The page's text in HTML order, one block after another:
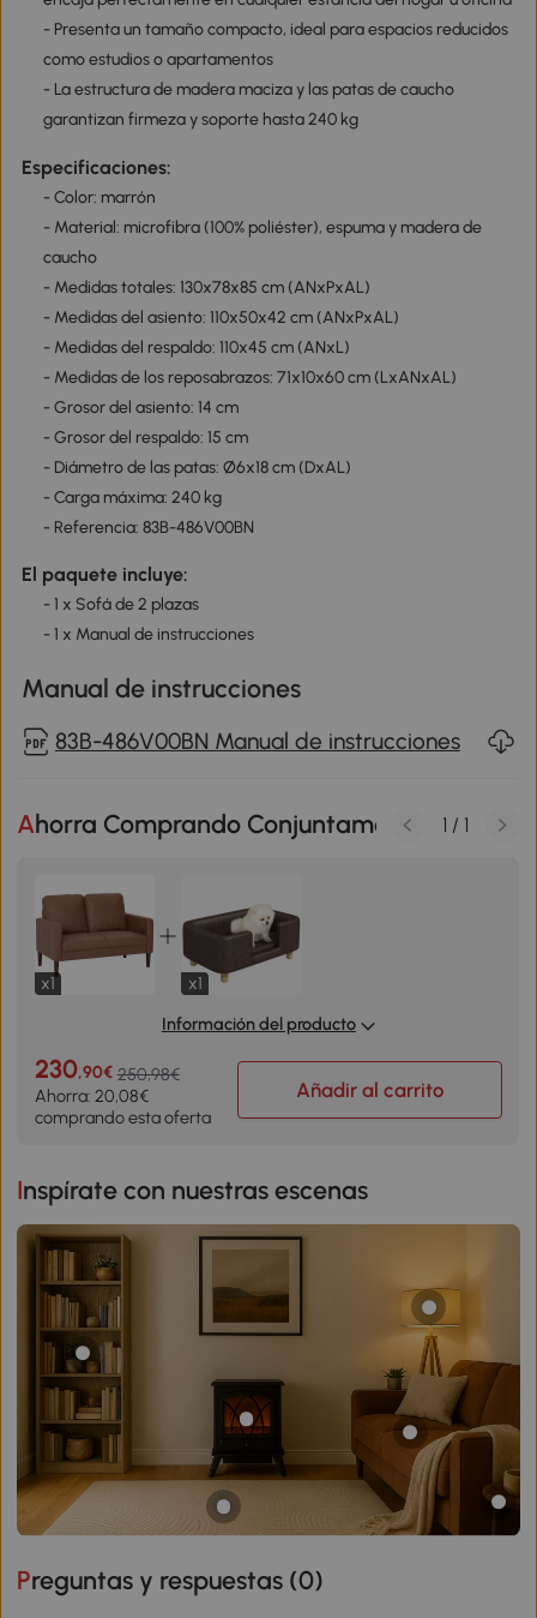
- Presenta un tamaño compacto, ideal para espacios reducidos
como estudios o apartamentos
- La estructura de madera maciza y las patas de caucho
garantizan firmeza y soporte hasta 240 kg
Especificaciones:
- Color: marrón
- Material: microfibra (100% poliéster), espuma y madera de
caucho
- Medidas totales: 130x78x85 cm (ANxPxAL)
- Medidas del asiento: 110x50x42 cm (ANxPxAL)
- Medidas del respaldo: 110x45 cm (ANxL)
- Medidas de los reposabrazos: 71x10x60 cm (LxANxAL)
- Grosor del asiento: 14 cm
- Grosor del respaldo: 15 cm
- Diámetro de las patas: Ø6x18 cm (DxAL)
- Carga máxima: 240 kg
- Referencia: 83B-486V00BN
El paquete incluye:
- 1 x Sofá de 2 plazas
- 1 x Manual de instrucciones
Manual de instrucciones
83B-486V00BN Manual de instrucciones
Ahorra Comprando Conjuntamente
x1
x1
Información del producto
230,90€ 250,98€
Ahorra: 20,08€
comprando esta oferta
Añadir al carrito
1 / 1
Inspírate con nuestras escenas
Preguntas y respuestas (0)